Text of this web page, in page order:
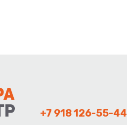
+7 918 126-55-44